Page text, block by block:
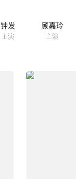
钟发
主演
顾嘉玲
主演